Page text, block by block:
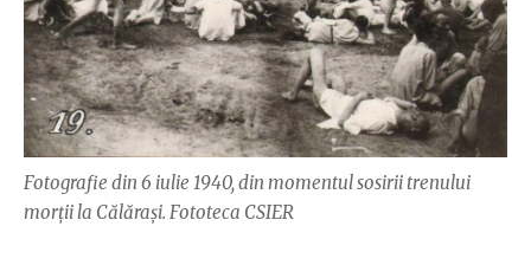
Fotografie din 6 iulie 1940, din momentul sosirii trenului
morții la Călărași. Fototeca CSIER